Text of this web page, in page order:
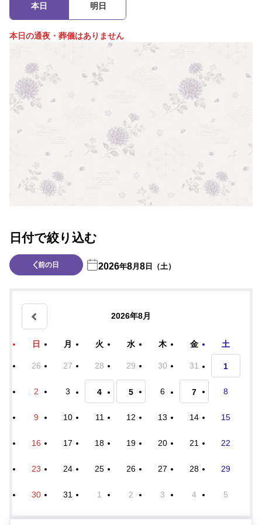
本日 明日
本日の通夜・葬儀はありません
日付で絞り込む
前の日 2026年8月8日（土）
2026年8月
日 月 火 水 木 金 土
26 27 28 29 30 31 1
2 3 4 5 6 7 8
9 10 11 12 13 14 15
16 17 18 19 20 21 22
23 24 25 26 27 28 29
30 31 1 2 3 4 5